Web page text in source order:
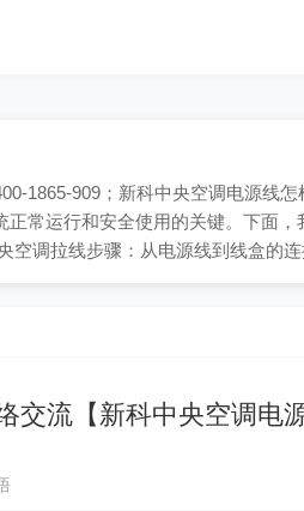
1865-909；新科中央空调电源线
常运行和安全使用的关键。下面
空调拉线步骤：从电源线到线盒的
交流【新科中央空调电